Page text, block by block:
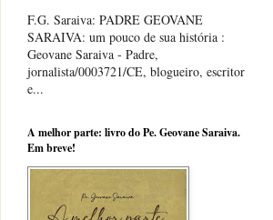
F.G. Saraiva: PADRE GEOVANE
SARAIVA: um pouco de sua história :
Geovane Saraiva - Padre,
jornalista/0003721/CE, blogueiro, escritor
e...
A melhor parte: livro do Pe. Geovane Saraiva.
Em breve!